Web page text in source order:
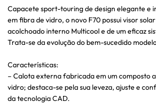
Capacete sport-touring de design elegante e
em fibra de vidro, o novo F70 possui visor
acolchoado interno Multicool e de um eficaz
Trata-se da evolução do bem-sucedido
Características:
– Calota externa fabricada em um composto
vidro; destaca-se pela sua leveza, ajuste e
da tecnologia CAD.